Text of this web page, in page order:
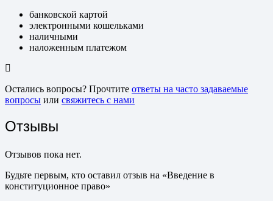
банковской картой
электронными кошельками
наличными
наложенным платежом
Остались вопросы? Прочтите ответы на часто задаваемые
вопросы или свяжитесь с нами
Отзывы
Отзывов пока нет.
Будьте первым, кто оставил отзыв на «Введение в
конституционное право»